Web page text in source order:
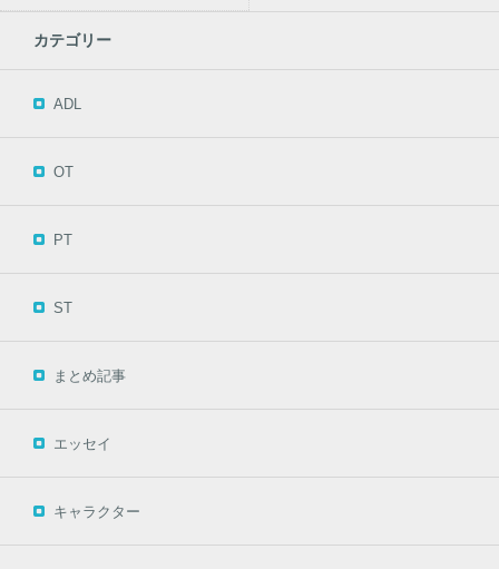
カテゴリー
ADL
OT
PT
ST
まとめ記事
エッセイ
キャラクター